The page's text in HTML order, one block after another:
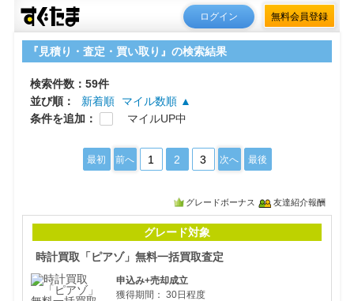
ログイン 無料会員登録
『見積り・査定・買い取り』の検索結果
検索件数：59件
並び順：
新着順
マイル数順 ▲
条件を追加：
マイルUP中
最初 前へ 1 2 3 次へ 最後
グレードボーナス 友達紹介報酬
グレード対象
時計買取「ピアゾ」無料一括買取査定
申込み+売却成立
獲得期間： 30日程度